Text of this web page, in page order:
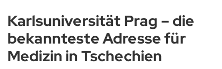
Karlsuniversität Prag – die
bekannteste Adresse für
Medizin in Tschechien